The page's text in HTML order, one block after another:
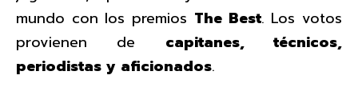
mundo con los premios The Best. Los votos
provienen de capitanes, técnicos,
periodistas y aficionados.